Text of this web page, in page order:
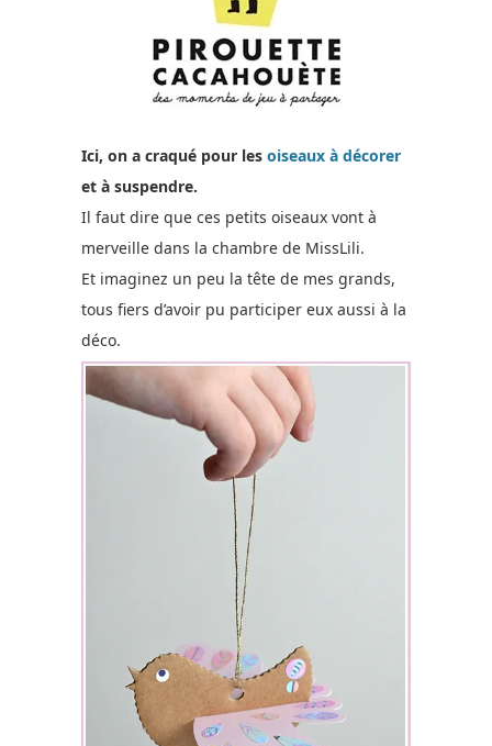
Ici, on a craqué pour les oiseaux à décorer
et à suspendre.
Il faut dire que ces petits oiseaux vont à
merveille dans la chambre de MissLili.
Et imaginez un peu la tête de mes grands,
tous fiers d’avoir pu participer eux aussi à la
déco.